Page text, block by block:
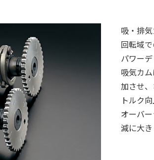
吸・排
回転域
パワーデ
吸気カ
加させ
トルク
オーバ
減に大き